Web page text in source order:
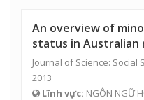
An overview of
status in Australian
Journal of Science:
2013
Lĩnh vực: NGÔN NGỮ